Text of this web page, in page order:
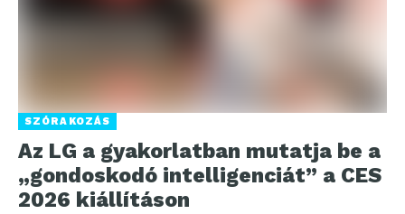
SZÓRAKOZÁS
Az LG a gyakorlatban mutatja be a
„gondoskodó intelligenciát” a CES
2026 kiállításon